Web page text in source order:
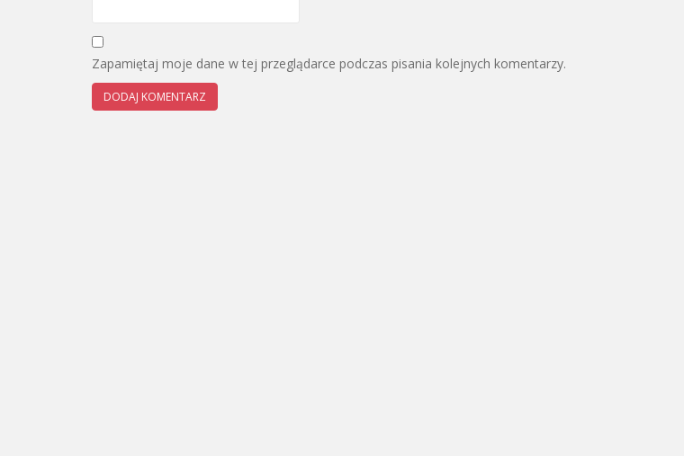
Zapamiętaj moje dane w tej przeglądarce podczas pisania kolejnych komentarzy.